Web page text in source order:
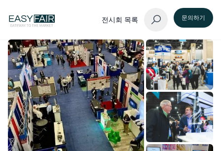
전시회 목록 문의하기